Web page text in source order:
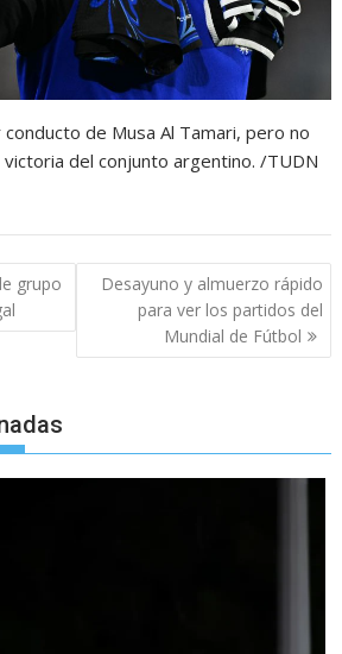
de Musa Al Tamari, pero no
del conjunto argentino. /TUDN
grupo
Desayuno y almuerzo rápido
para ver los partidos del
Mundial de Fútbol